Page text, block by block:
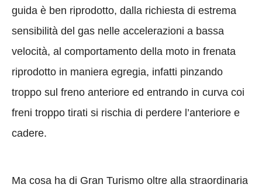
guida è ben riprodotto, dalla richiesta di estrema
sensibilità del gas nelle accelerazioni a bassa
velocità, al comportamento della moto in frenata
riprodotto in maniera egregia, infatti pinzando
troppo sul freno anteriore ed entrando in curva coi
freni troppo tirati si rischia di perdere l’anteriore e
cadere.
Ma cosa ha di Gran Turismo oltre alla straordinaria